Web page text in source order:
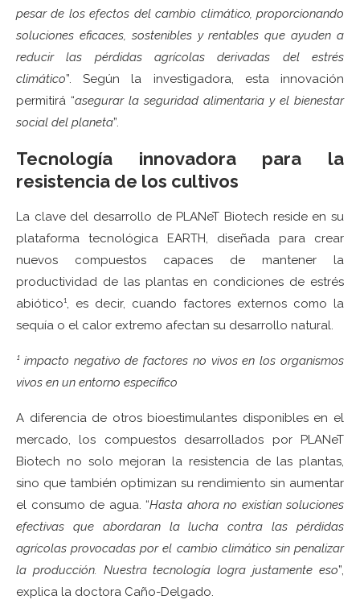
pesar de los efectos del cambio climático, proporcionando
soluciones eficaces, sostenibles y rentables que ayuden a
reducir las pérdidas agrícolas derivadas del estrés
climático”. Según la investigadora, esta innovación
permitirá “asegurar la seguridad alimentaria y el bienestar
social del planeta”.
Tecnología innovadora para la
resistencia de los cultivos
La clave del desarrollo de PLANeT Biotech reside en su
plataforma tecnológica EARTH, diseñada para crear
nuevos compuestos capaces de mantener la
productividad de las plantas en condiciones de estrés
abiótico¹, es decir, cuando factores externos como la
sequía o el calor extremo afectan su desarrollo natural.
¹ impacto negativo de factores no vivos en los organismos
vivos en un entorno específico
A diferencia de otros bioestimulantes disponibles en el
mercado, los compuestos desarrollados por PLANeT
Biotech no solo mejoran la resistencia de las plantas,
sino que también optimizan su rendimiento sin aumentar
el consumo de agua. “Hasta ahora no existían soluciones
efectivas que abordaran la lucha contra las pérdidas
agrícolas provocadas por el cambio climático sin penalizar
la producción. Nuestra tecnología logra justamente eso”,
explica la doctora Caño-Delgado.